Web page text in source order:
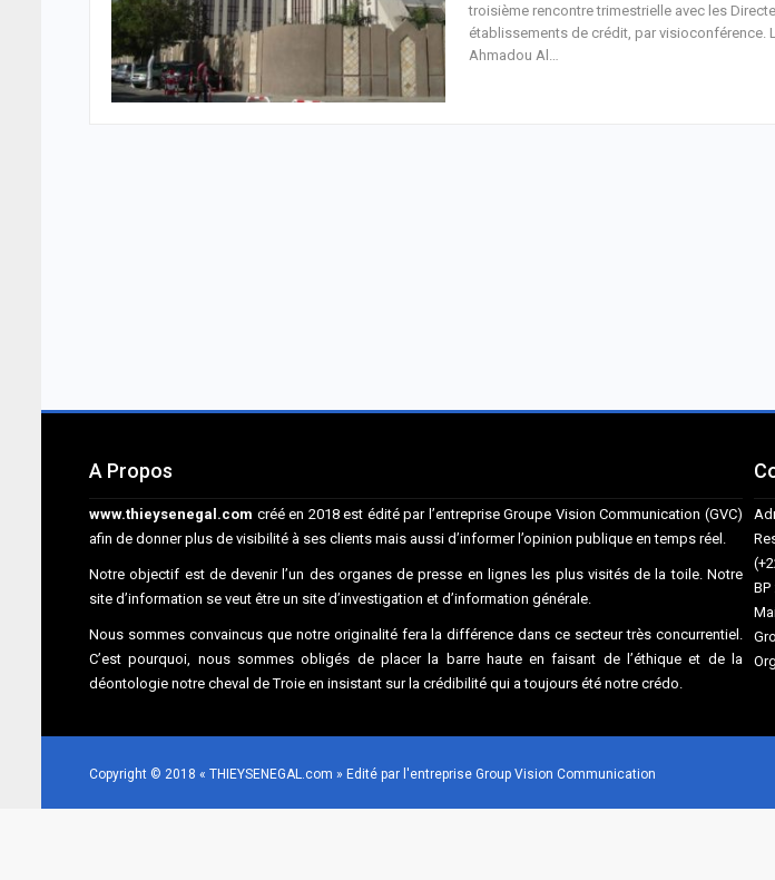
troisième rencontre trimestrielle avec les
établissements de crédit, par visioconférence.
Ahmadou Al…
A Propos
www.thieysenegal.com créé en 2018 est édité par l’entreprise Groupe Vision Communication (GVC)
afin de donner plus de visibilité à ses clients mais aussi d’informer l’opinion publique en temps réel.
Notre objectif est de devenir l’un des organes de presse en lignes les plus visités de la toile. Notre
site d’information se veut être un site d’investigation et d’information générale.
Nous sommes convaincus que notre originalité fera la différence dans ce secteur très concurrentiel.
C’est pourquoi, nous sommes obligés de placer la barre haute en faisant de l’éthique et de la
déontologie notre cheval de Troie en insistant sur la crédibilité qui a toujours été notre crédo.
BP
Copyright © 2018 « THIEYSENEGAL.com » Edité par l'entreprise Group Vision Communication